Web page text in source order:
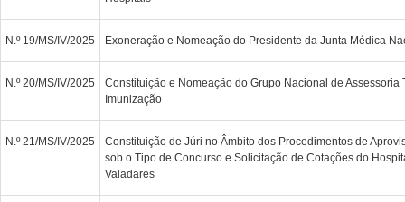
N.º 19/MS/IV/2025 Exoneração e Nomeação do Presidente da Junta Médica
N.º 20/MS/IV/2025
Constituição e Nomeação do Grupo Nacional de Assessoria
Imunização
N.º 21/MS/IV/2025
Constituição de Júri no Âmbito dos Procedimentos de
sob o Tipo de Concurso e Solicitação de Cotações do
Valadares